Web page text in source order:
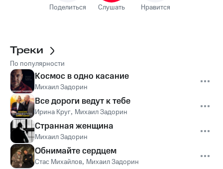
Поделиться Слушать Нравится
Треки
По популярности
Космос в одно касание
Михаил Задорин
Все дороги ведут к тебе
Ирина Круг, Михаил Задорин
Странная женщина
Михаил Задорин
Обнимайте сердцем
Стас Михайлов, Михаил Задорин